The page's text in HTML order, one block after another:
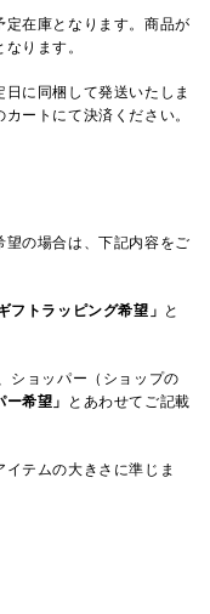
定在庫となります。商品が
ります。
に同梱して発送いたしま
ートにて決済ください。
の場合は、下記内容をご
ギフトラッピング希望」 と
ショッパー（ショップの
ー希望」
とあわせてご記載
テムの大きさに準じま